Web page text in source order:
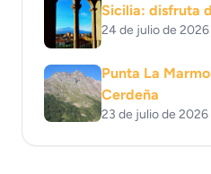
Sicilia: disfruta
24 de julio de 2026
Punta La
Cerdeña
23 de julio de 2026